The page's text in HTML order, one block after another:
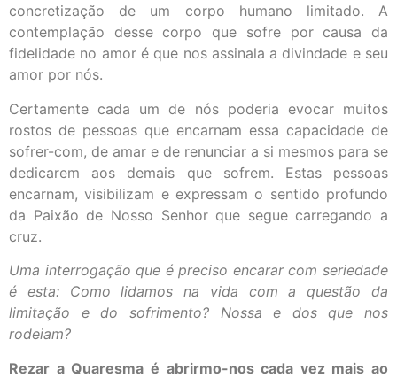
concretização de um corpo humano limitado. A
contemplação desse corpo que sofre por causa da
fidelidade no amor é que nos assinala a divindade e seu
amor por nós.
Certamente cada um de nós poderia evocar muitos
rostos de pessoas que encarnam essa capacidade de
sofrer-com, de amar e de renunciar a si mesmos para se
dedicarem aos demais que sofrem. Estas pessoas
encarnam, visibilizam e expressam o sentido profundo
da Paixão de Nosso Senhor que segue carregando a
cruz.
Uma interrogação que é preciso encarar com seriedade
é esta: Como lidamos na vida com a questão da
limitação e do sofrimento? Nossa e dos que nos
rodeiam?
Rezar a Quaresma é abrirmo-nos cada vez mais ao